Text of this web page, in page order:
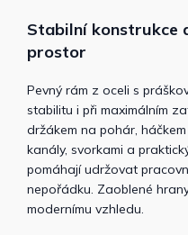
Stabilní konstrukce
prostor
Pevný rám z oceli s
stabilitu i při maximálním
držákem na pohár,
kanály, svorkami a
pomáhají udržovat
nepořádku. Zaoblené
modernímu vzhledu.